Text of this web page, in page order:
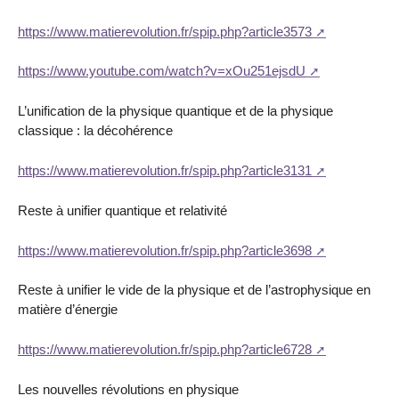
https://www.matierevolution.fr/spip.php?article3573
https://www.youtube.com/watch?v=xOu251ejsdU
L’unification de la physique quantique et de la physique
classique : la décohérence
https://www.matierevolution.fr/spip.php?article3131
Reste à unifier quantique et relativité
https://www.matierevolution.fr/spip.php?article3698
Reste à unifier le vide de la physique et de l’astrophysique en
matière d’énergie
https://www.matierevolution.fr/spip.php?article6728
Les nouvelles révolutions en physique